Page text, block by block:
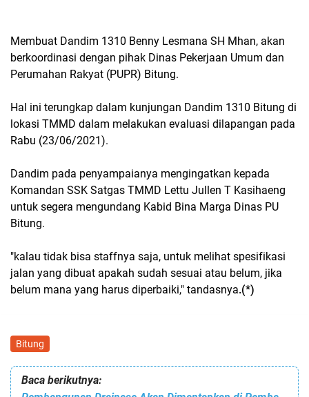
Membuat Dandim 1310 Benny Lesmana SH Mhan, akan
berkoordinasi dengan pihak Dinas Pekerjaan Umum dan
Perumahan Rakyat (PUPR) Bitung.
Hal ini terungkap dalam kunjungan Dandim 1310 Bitung di
lokasi TMMD dalam melakukan evaluasi dilapangan pada
Rabu (23/06/2021).
Dandim pada penyampaianya mengingatkan kepada
Komandan SSK Satgas TMMD Lettu Jullen T Kasihaeng
untuk segera mengundang Kabid Bina Marga Dinas PU
Bitung.
"kalau tidak bisa staffnya saja, untuk melihat spesifikasi
jalan yang dibuat apakah sudah sesuai atau belum, jika
belum mana yang harus diperbaiki," tandasnya.(*)
Bitung
Baca berikutnya: